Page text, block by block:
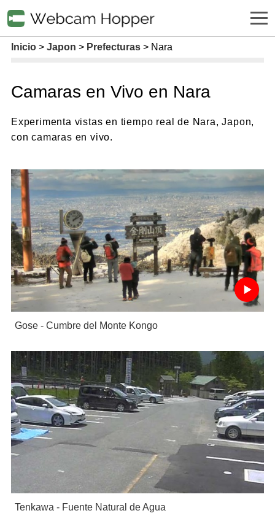
Inicio Japon Prefecturas Nara
Camaras en Vivo en Nara
Experimenta vistas en tiempo real de Nara, Japon,
con camaras en vivo.
Gose - Cumbre del Monte Kongo
Tenkawa - Fuente Natural de Agua